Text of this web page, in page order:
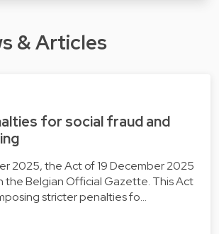
& Articles
for social fraud and
2025, the Act of 19 December 2025
the Belgian Official Gazette. This Act
stricter penalties fo…